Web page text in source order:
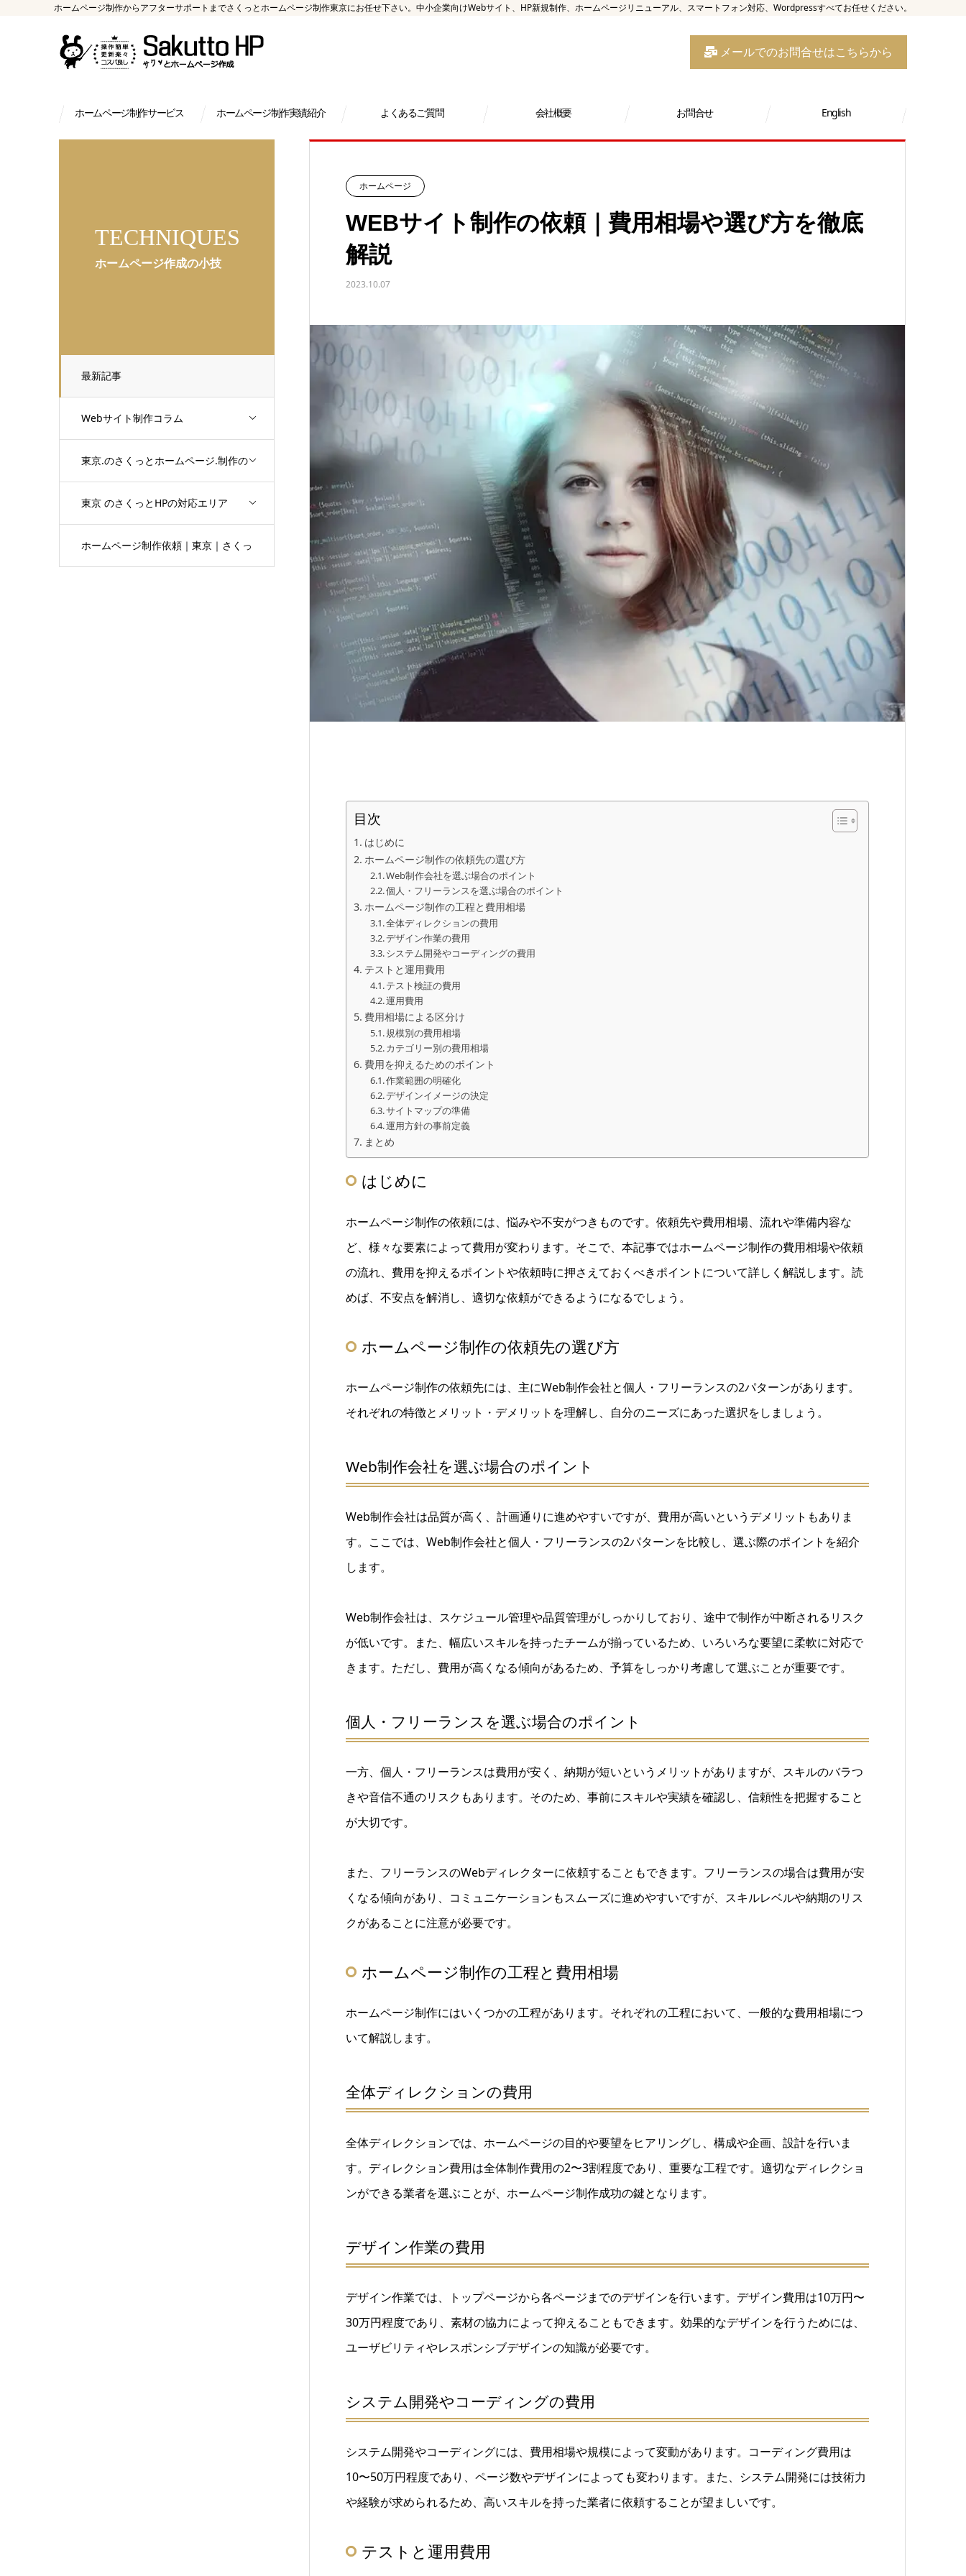
ホームページ制作からアフターサポートまでさくっとホームページ制作東京にお任せ下さい。中小企業向けWebサイト、HP新規制作、ホームページリニューアル、スマートフォン対応、Wordpressすべてお任せください。
メールでのお問合せはこちらから
ホームページ制作サービス ホームページ制作実績紹介 よくあるご質問 会社概要 お問合せ English
TECHNIQUES
ホームページ作成の小技
最新記事
Webサイト制作コラム
東京.のさくっとホームページ.制作の
サイト.制作の小技
東京 のさくっとHPの対応エリア
ホームページ制作依頼｜東京｜さくっ
ホームページ
WEBサイト制作の依頼｜費用相場や選び方を徹底
解説
2023.10.07
目次
はじめに
ホームページ制作の依頼先の選び方
Web制作会社を選ぶ場合のポイント
個人・フリーランスを選ぶ場合のポイント
ホームページ制作の工程と費用相場
全体ディレクションの費用
デザイン作業の費用
システム開発やコーディングの費用
テストと運用費用
テスト検証の費用
運用費用
費用相場による区分け
規模別の費用相場
カテゴリー別の費用相場
費用を抑えるためのポイント
作業範囲の明確化
デザインイメージの決定
サイトマップの準備
運用方針の事前定義
まとめ
はじめに
ホームページ制作の依頼には、悩みや不安がつきものです。依頼先や費用相場、流れや準備内容な
ど、様々な要素によって費用が変わります。そこで、本記事ではホームページ制作の費用相場や依頼
の流れ、費用を抑えるポイントや依頼時に押さえておくべきポイントについて詳しく解説します。読
めば、不安点を解消し、適切な依頼ができるようになるでしょう。
ホームページ制作の依頼先の選び方
ホームページ制作の依頼先には、主にWeb制作会社と個人・フリーランスの2パターンがあります。
それぞれの特徴とメリット・デメリットを理解し、自分のニーズにあった選択をしましょう。
Web制作会社を選ぶ場合のポイント
Web制作会社は品質が高く、計画通りに進めやすいですが、費用が高いというデメリットもありま
す。ここでは、Web制作会社と個人・フリーランスの2パターンを比較し、選ぶ際のポイントを紹介
します。
Web制作会社は、スケジュール管理や品質管理がしっかりしており、途中で制作が中断されるリスク
が低いです。また、幅広いスキルを持ったチームが揃っているため、いろいろな要望に柔軟に対応で
きます。ただし、費用が高くなる傾向があるため、予算をしっかり考慮して選ぶことが重要です。
個人・フリーランスを選ぶ場合のポイント
一方、個人・フリーランスは費用が安く、納期が短いというメリットがありますが、スキルのバラつ
きや音信不通のリスクもあります。そのため、事前にスキルや実績を確認し、信頼性を把握すること
が大切です。
また、フリーランスのWebディレクターに依頼することもできます。フリーランスの場合は費用が安
くなる傾向があり、コミュニケーションもスムーズに進めやすいですが、スキルレベルや納期のリス
クがあることに注意が必要です。
ホームページ制作の工程と費用相場
ホームページ制作にはいくつかの工程があります。それぞれの工程において、一般的な費用相場につ
いて解説します。
全体ディレクションの費用
全体ディレクションでは、ホームページの目的や要望をヒアリングし、構成や企画、設計を行いま
す。ディレクション費用は全体制作費用の2〜3割程度であり、重要な工程です。適切なディレクショ
ンができる業者を選ぶことが、ホームページ制作成功の鍵となります。
デザイン作業の費用
デザイン作業では、トップページから各ページまでのデザインを行います。デザイン費用は10万円〜
30万円程度であり、素材の協力によって抑えることもできます。効果的なデザインを行うためには、
ユーザビリティやレスポンシブデザインの知識が必要です。
システム開発やコーディングの費用
システム開発やコーディングには、費用相場や規模によって変動があります。コーディング費用は
10〜50万円程度であり、ページ数やデザインによっても変わります。また、システム開発には技術力
や経験が求められるため、高いスキルを持った業者に依頼することが望ましいです。
テストと運用費用